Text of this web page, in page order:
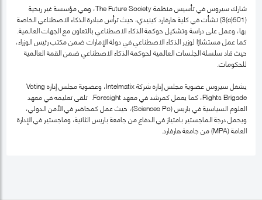
شارك سيروس في تأسيس منظمة The Future Society، وهي مؤسسة غير ربحية
(501(c)3) نشأت في كلية هارفارد كينيدي، حيث ترأس مبادرة الذكاء الاصطناعي الخاصة
بها، وعمل على دراسة وتشكيل حوكمة الذكاء الاصطناعي بالتعاون مع الجهات العالمية.
كما عمل مستشارًا لوزير الذكاء الاصطناعي في دولة الإمارات ضمن مكتب رئيس الوزراء،
حيث قاد سلسلة الجلسات العالمية لحوكمة الذكاء الاصطناعي ضمن القمة العالمية
للحكومات.
يشغل سيروس عضوية مجلس إدارة شركة Intelmatix، وعضوية مجلس إدارة Voting
Rights Brigade، كما يعمل كمرشد في معهد Foresight. تلقى تعليمه في معهد
العلوم السياسية في باريس (Sciences Po)، حيث عمل كمحاضر في الأمن الدولي،
ويحمل درجة الماجستير بامتياز في الدفاع من جامعة باريس الثانية، وماجستير في الإدارة
العامة (MPA) من جامعة هارفارد.